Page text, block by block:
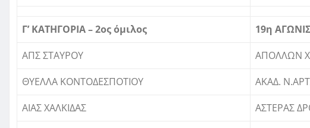
Γ’ ΚΑΤΗΓΟΡΙΑ – 2ος όμιλος 19η
ΑΠΣ ΣΤΑΥΡΟΥ
ΑΠΟΛΛΩΝ
ΘΥΕΛΛΑ ΚΟΝΤΟΔΕΣΠΟΤΙΟΥ
ΑΚΑΔ.
ΑΙΑΣ ΧΑΛΚΙΔΑΣ
ΑΣΤΕΡΑΣ